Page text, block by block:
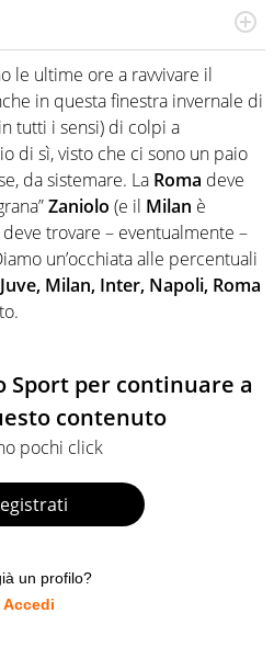
traslare il glossario del calcio in
ne farebbe parte. Non si perde
gli umori social del mondo delle
le ultime ore a ravvivare il
in questa finestra invernale di
tutti i sensi) di colpi a
di sì, visto che ci sono un paio
da sistemare. La Roma deve
Zaniolo (e il Milan è
deve trovare – eventualmente –
un’occhiata alle percentuali
Juve, Milan, Inter, Napoli, Roma
Sport per continuare a
contenuto
pochi click
un profilo?
Accedi